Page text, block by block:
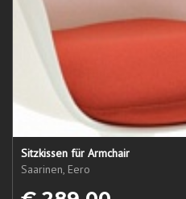
Sitzkissen für Armchair
Saarinen, Eero